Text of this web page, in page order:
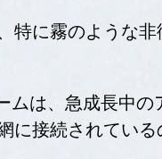
特に霧のような
ムは、急成長中
に接続されてい